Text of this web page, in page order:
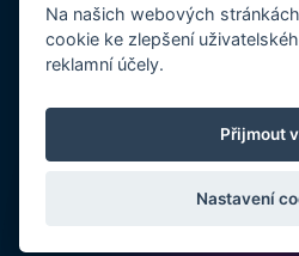
889/90a, 602 00 Brno, IČ: 03703291,
zapsaná v OŘ vedeném u Krajského
vložka 86358, je registrována v registru
Ubyport Cizinecké policie ČR.
Na našich webových
cookie ke zlepšení
reklamní účely.
Přijmout
Nastavení